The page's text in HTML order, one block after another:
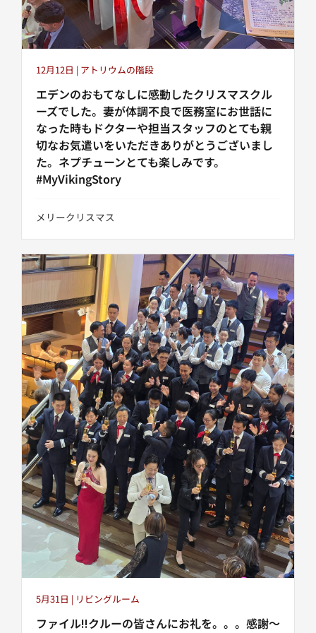
12月12日 | アトリウムの階段
エデンのおもてなしに感動したクリスマスクル
ーズでした。妻が体調不良で医務室にお世話に
なった時もドクターや担当スタッフのとても親
切なお気遣いをいただきありがとうございまし
た。ネプチューンとても楽しみです。
#MyVikingStory
メリークリスマス
5月31日 | リビングルーム
ファイル‼️クルーの皆さんにお礼を。。。感謝～